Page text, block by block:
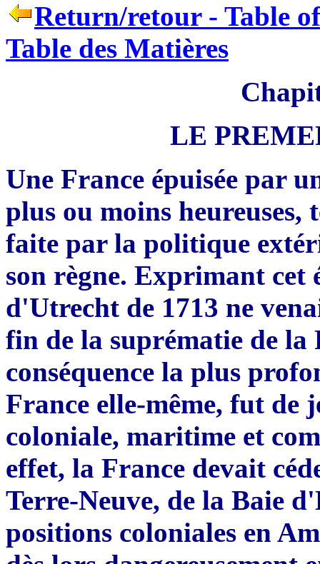
Return/retour - Table
Table des Matières
LE
Une France épuisée par
plus ou moins
faite par la politique
son règne. Exprimant cet
d'Utrecht de 1713 ne
fin de la suprématie de la
conséquence la plus
France elle-même, fut de
coloniale, maritime et
effet, la France devait
Terre-Neuve, de la Baie
positions coloniales en